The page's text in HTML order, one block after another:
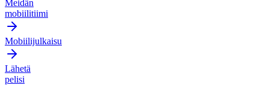
Meidän
mobiilitiimi
Mobiilijulkaisu
Lähetä
pelisi